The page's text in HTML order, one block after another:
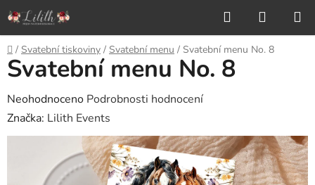
Přejít
na
obsah
Hledat
KOŠÍK
Domů
/ Svatební tiskoviny / Svatební menu / Svatební menu No. 8
Svatební menu No. 8
Průměrné
hodnocení
produktu
Neohodnoceno Podrobnosti hodnocení
Značka: Lilith Events